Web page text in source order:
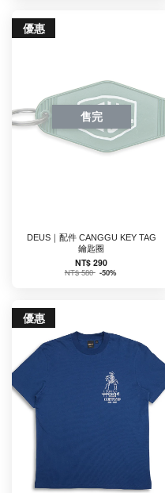
優惠
售完
DEUS｜配件 CANGGU KEY TAG
鑰匙圈
NT$ 290
NT$ 580 -50%
優惠